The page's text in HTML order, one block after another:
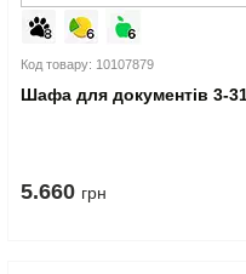
Код товару: 10107879
Шафа для документів 3-
5.660 грн